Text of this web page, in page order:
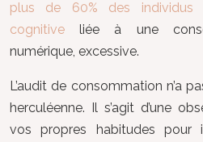
plus de 60% des individus
cognitive liée à une
numérique, excessive.
L’audit de consommation n’a
herculéenne. Il s’agit d’une
vos propres habitudes